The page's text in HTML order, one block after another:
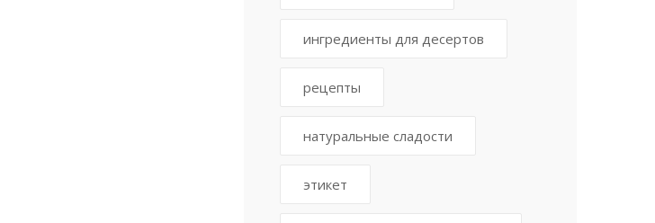
ингредиенты для десертов
рецепты
натуральные сладости
этикет